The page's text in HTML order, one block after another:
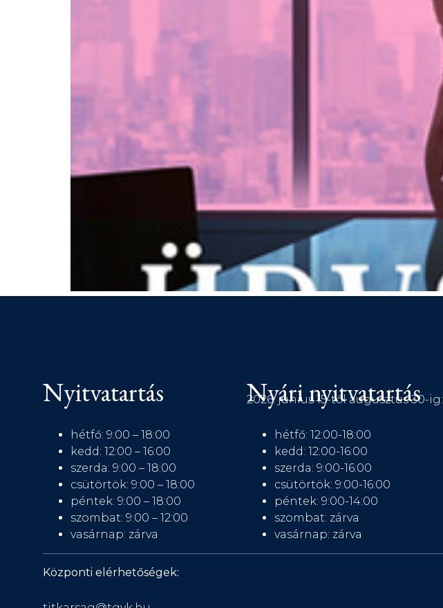
Nyitvatartás
hétfő: 9:00 – 18:00
kedd: 12:00 – 16:00
szerda: 9:00 – 18:00
csütörtök: 9:00 – 18:00
péntek: 9:00 – 18:00
szombat: 9:00 – 12:00
vasárnap: zárva
Nyári nyitvatartás
2026. június 15-től augusztus 30-ig:
hétfő: 12:00-18:00
kedd: 12:00-16:00
szerda: 9:00-16:00
csütörtök: 9:00-16:00
péntek: 9:00-14:00
szombat: zárva
vasárnap: zárva
Központi elérhetőségek: